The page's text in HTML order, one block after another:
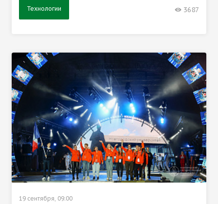
Технологии 3687
19 сентября, 09:00